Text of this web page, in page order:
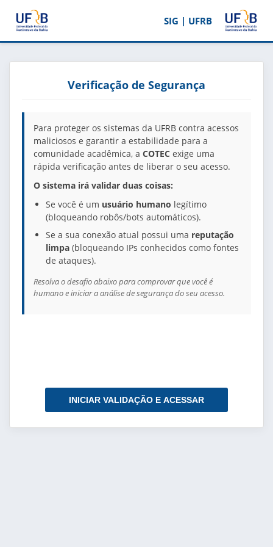
SIG | UFRB
Verificação de Segurança
Para proteger os sistemas da UFRB contra acessos
maliciosos e garantir a estabilidade para a
comunidade acadêmica, a COTEC exige uma
rápida verificação antes de liberar o seu acesso.
O sistema irá validar duas coisas:
Se você é um usuário humano legítimo
(bloqueando robôs/bots automáticos).
Se a sua conexão atual possui uma reputação
limpa (bloqueando IPs conhecidos como fontes
de ataques).
Resolva o desafio abaixo para comprovar que você é
humano e iniciar a análise de segurança do seu acesso.
INICIAR VALIDAÇÃO E ACESSAR